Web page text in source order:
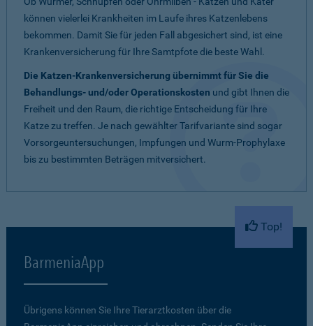
können vielerlei Krankheiten im Laufe ihres Katzenlebens
bekommen. Damit Sie für jeden Fall abgesichert sind, ist eine
Krankenversicherung für Ihre Samtpfote die beste Wahl.
Die Katzen-Krankenversicherung übernimmt für Sie die
Behandlungs- und/oder Operationskosten und gibt Ihnen die
Freiheit und den Raum, die richtige Entscheidung für Ihre
Katze zu treffen. Je nach gewählter Tarifvariante sind sogar
Vorsorgeuntersuchungen, Impfungen und Wurm-Prophylaxe
bis zu bestimmten Beträgen mitversichert.
Top!
BarmeniaApp
Übrigens können Sie Ihre Tierarztkosten über die